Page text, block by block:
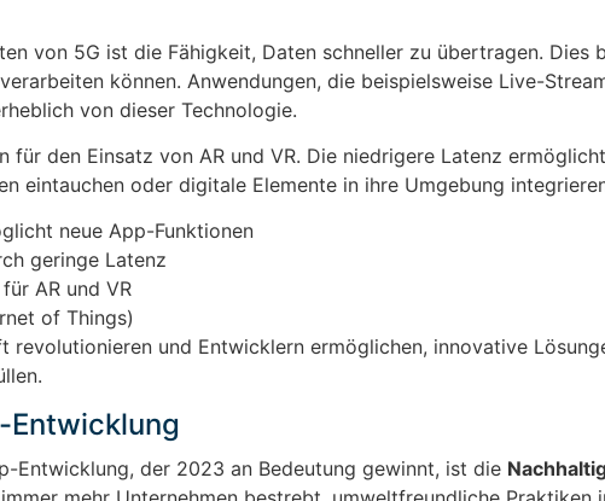
von 5G ist die Fähigkeit, Daten schneller zu übertragen. Dies
können. Anwendungen, die beispielsweise Live-
von dieser Technologie.
für den Einsatz von AR und VR. Die niedrigere Latenz
eintauchen oder digitale Elemente in ihre Umgebung
neue App-Funktionen
geringe Latenz
AR und VR
of Things)
revolutionieren und Entwicklern ermöglichen, innovative
Entwicklung
Entwicklung, der 2023 an Bedeutung gewinnt, ist die